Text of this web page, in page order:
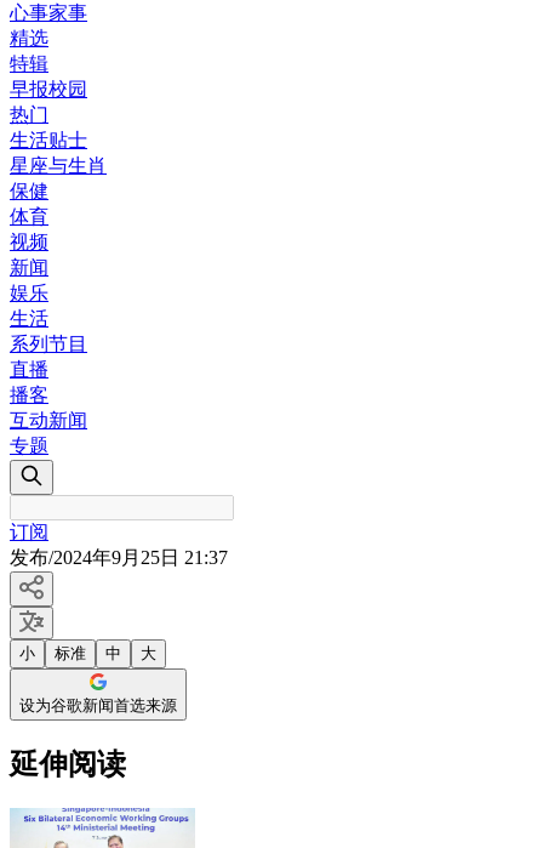
心事家事
精选
特辑
早报校园
热门
生活贴士
星座与生肖
保健
体育
视频
新闻
娱乐
生活
系列节目
直播
播客
互动新闻
专题
订阅
发布/2024年9月25日 21:37
小 标准 中 大
设为谷歌新闻首选来源
延伸阅读